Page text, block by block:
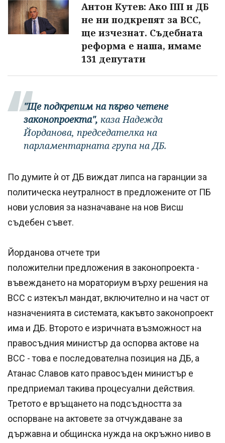
Антон Кутев: Ако ПП и ДБ
не ни подкрепят за ВСС,
ще изчезнат. Съдебната
реформа е наша, имаме
131 депутати
"Ще подкрепим на първо четене
законопроекта", каза Надежда
Йорданова, председателка на
парламентарната група на ДБ.
По думите ѝ от ДБ виждат липса на гаранции за
политическа неутралност в предложените от ПБ
нови условия за назначаване на нов Висш
съдебен съвет.
Йорданова отчете три
положителни предложения в законопроекта -
въвеждането на мораториум върху решения на
ВСС с изтекъл мандат, включително и на част от
назначенията в системата, какъвто законопроект
има и ДБ. Второто е изричната възможност на
правосъдния министър да оспорва актове на
ВСС - това е последователна позиция на ДБ, а
Атанас Славов като правосъден министър е
предприемал такива процесуални действия.
Третото е връщането на подсъдността за
оспорване на актовете за отчуждаване за
държавна и общинска нужда на окръжно ниво в